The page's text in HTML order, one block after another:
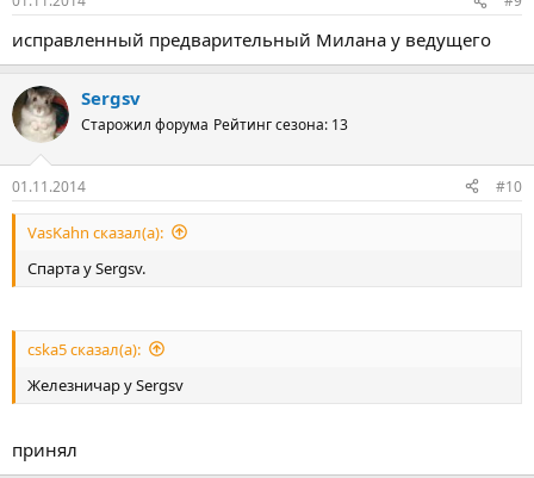
исправленный предварительный Милана у ведущего
Sergsv
Старожил форума Рейтинг сезона: 13
01.11.2014 #10
VasKahn сказал(а):
Спарта у Sergsv.
cska5 сказал(а):
Железничар у Sergsv
принял